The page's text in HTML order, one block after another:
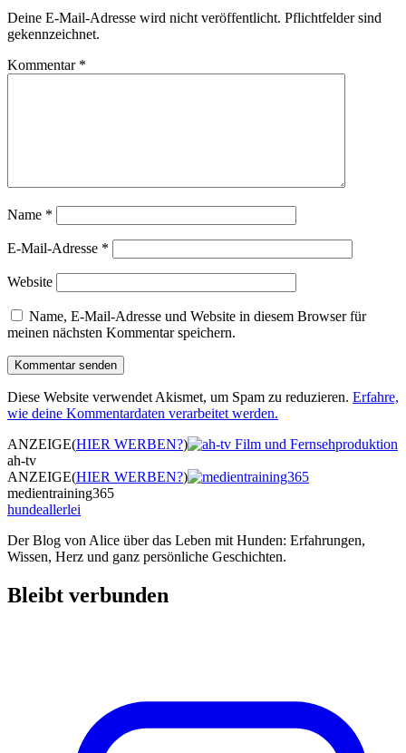
Deine E-Mail-Adresse wird nicht veröffentlicht. Pflichtfelder sind
gekennzeichnet.
Kommentar *
Name *
E-Mail-Adresse *
Website
Name, E-Mail-Adresse und Website in diesem Browser für
meinen nächsten Kommentar speichern.
Diese Website verwendet Akismet, um Spam zu reduzieren. Erfahre,
wie deine Kommentardaten verarbeitet werden.
ANZEIGE(HIER WERBEN?)
ah-tv
ANZEIGE(HIER WERBEN?)
medientraining365
hundeallerlei
Der Blog von Alice über das Leben mit Hunden: Erfahrungen,
Wissen, Herz und ganz persönliche Geschichten.
Bleibt verbunden